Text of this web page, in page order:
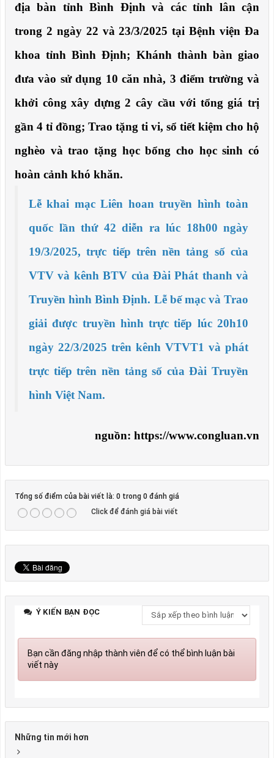
địa bàn tỉnh Bình Định và các tỉnh lân cận
trong 2 ngày 22 và 23/3/2025 tại Bệnh viện Đa
khoa tỉnh Bình Định; Khánh thành bàn giao
đưa vào sử dụng 10 căn nhà, 3 điểm trường và
khởi công xây dựng 2 cây cầu với tổng giá trị
gần 4 tỉ đồng; Trao tặng ti vi, sổ tiết kiệm cho hộ
nghèo và trao tặng học bổng cho học sinh có
hoàn cảnh khó khăn.
Lễ khai mạc Liên hoan truyền hình toàn
quốc lần thứ 42 diễn ra lúc 18h00 ngày
19/3/2025, trực tiếp trên nền tảng số của
VTV và kênh BTV của Đài Phát thanh và
Truyền hình Bình Định. Lễ bế mạc và Trao
giải được truyền hình trực tiếp lúc 20h10
ngày 22/3/2025 trên kênh VTVT1 và phát
trực tiếp trên nền tảng số của Đài Truyền
hình Việt Nam.
nguồn: https://www.congluan.vn
Tổng số điểm của bài viết là: 0 trong 0 đánh giá
Click để đánh giá bài viết
Ý KIẾN BẠN ĐỌC
Bạn cần đăng nhập thành viên để có thể bình luận bài
viết này
Những tin mới hơn